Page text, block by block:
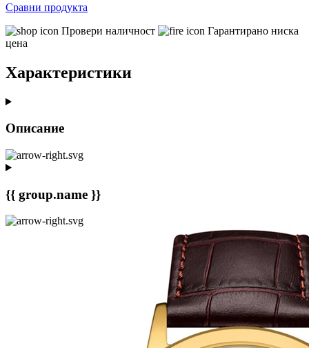
Сравни продукта
Провери наличност
Гарантирано ниска
цена
Характеристики
Описание
{{ group.name }}